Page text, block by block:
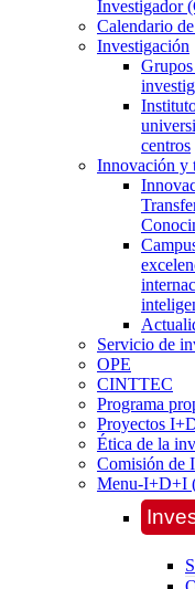
Investigador
Calendario
Investigación
centros
Innovación y
Servicio de
OPE
CINTTEC
Programa
Proyectos
Ética de la
Comisión de
Menu-I+D+I